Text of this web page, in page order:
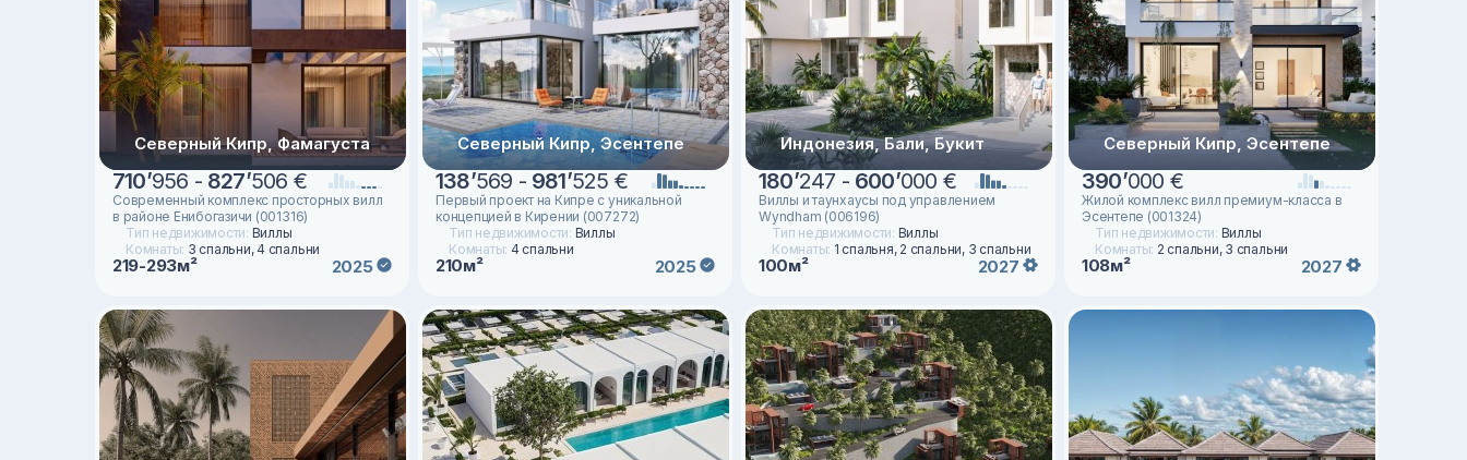
Северный Кипр, Фамагуста
710’956 - 827’506 €
Современный комплекс просторных вилл
в районе Енибогазичи (001316)
Тип недвижимости: Виллы
Комнаты: 3 спальни, 4 спальни
219-293м² 2025
Северный Кипр, Эсентепе
138’569 - 981’525 €
Первый проект на Кипре с уникальной
концепцией в Кирении (007272)
Тип недвижимости: Виллы
Комнаты: 4 спальни
210м² 2025
Индонезия, Бали, Букит
180’247 - 600’000 €
Виллы и таунхаусы под управлением
Wyndham (006196)
Тип недвижимости: Виллы
Комнаты: 1 спальня, 2 спальни, 3 спальни
100м² 2027
Северный Кипр, Эсентепе
390’000 €
Жилой комплекс вилл премиум-класса в
Эсентепе (001324)
Тип недвижимости: Виллы
Комнаты: 2 спальни, 3 спальни
108м² 2027